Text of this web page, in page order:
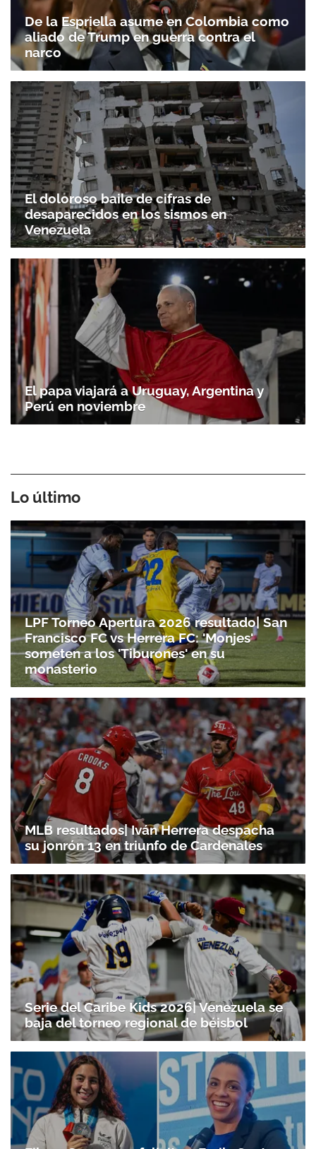
De la Espriella asume en Colombia como
aliado de Trump en guerra contra el
narco
El doloroso baile de cifras de
desaparecidos en los sismos en
Venezuela
El papa viajará a Uruguay, Argentina y
Perú en noviembre
Lo último
LPF Torneo Apertura 2026 resultado| San
Francisco FC vs Herrera FC: 'Monjes'
someten a los 'Tiburones' en su
monasterio
MLB resultados| Iván Herrera despacha
su jonrón 13 en triunfo de Cardenales
Serie del Caribe Kids 2026| Venezuela se
baja del torneo regional de béisbol